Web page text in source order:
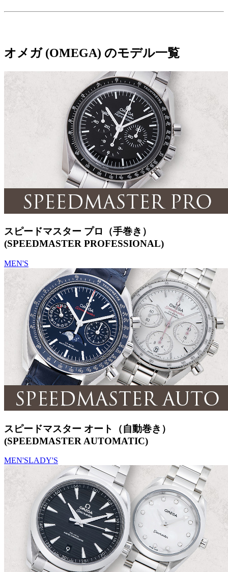
オメガ (OMEGA) のモデル一覧
スピードマスター プロ（手巻き）
(SPEEDMASTER PROFESSIONAL)
MEN'S
スピードマスター オート（自動巻き）
(SPEEDMASTER AUTOMATIC)
MEN'SLADY'S